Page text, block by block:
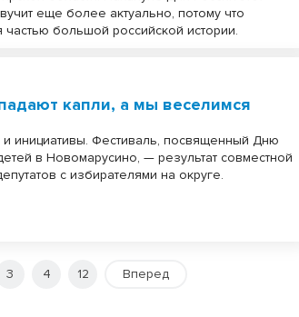
еще более актуально, потому что
частью большой российской истории.
капли, а мы веселимся
инициативы. Фестиваль, посвященный Дню
в Новомарусино, — результат совместной
с избирателями на округе.
3 4 12 Вперед